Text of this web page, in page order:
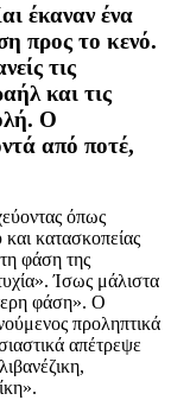
έκαναν ένα
προς το κενό.
τις
και τις
Ο
από ποτέ,
όπως
και κατασκοπείας
φάση της
Ίσως μάλιστα
φάση». Ο
προληπτικά
απέτρεψε